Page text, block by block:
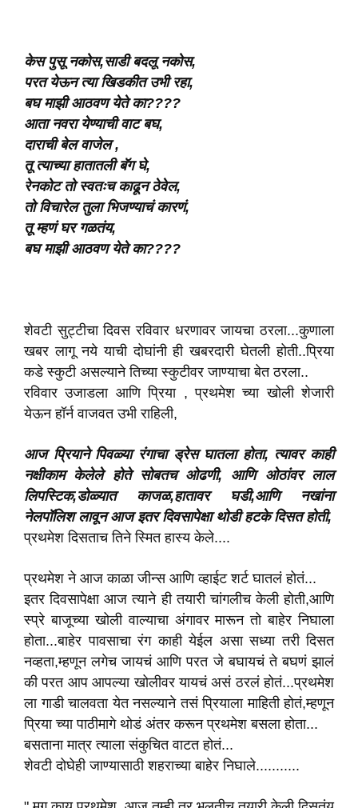
केस पुसू नकोस,साडी बदलू नकोस,
परत येऊन त्या खिडकीत उभी रहा,
बघ माझी आठवण येते का????
आता नवरा येण्याची वाट बघ,
दाराची बेल वाजेल ,
तू त्याच्या हातातली बॅग घे,
रेनकोट तो स्वतःच काढून ठेवेल,
तो विचारेल तुला भिजण्याचं कारणं,
तू म्हणं घर गळतंय,
बघ माझी आठवण येते का????
शेवटी सुट्टीचा दिवस रविवार धरणावर जायचा ठरला...कुणाला
खबर लागू नये याची दोघांनी ही खबरदारी घेतली होती..प्रिया
कडे स्कुटी असल्याने तिच्या स्कुटीवर जाण्याचा बेत ठरला..
रविवार उजाडला आणि प्रिया , प्रथमेश च्या खोली शेजारी
येऊन हॉर्न वाजवत उभी राहिली,
आज प्रियाने पिवळ्या रंगाचा ड्रेस घातला होता, त्यावर काही
नक्षीकाम केलेले होते सोबतच ओढणी, आणि ओठांवर लाल
लिपस्टिक,डोळ्यात काजळ,हातावर घडी,आणि नखांना
नेलपॉलिश लावून आज इतर दिवसापेक्षा थोडी हटके दिसत होती,
प्रथमेश दिसताच तिने स्मित हास्य केले....
प्रथमेश ने आज काळा जीन्स आणि व्हाईट शर्ट घातलं होतं...
इतर दिवसापेक्षा आज त्याने ही तयारी चांगलीच केली होती,आणि
स्प्रे बाजूच्या खोली वाल्याचा अंगावर मारून तो बाहेर निघाला
होता...बाहेर पावसाचा रंग काही येईल असा सध्या तरी दिसत
नव्हता,म्हणून लगेच जायचं आणि परत जे बघायचं ते बघणं झालं
की परत आप आपल्या खोलीवर यायचं असं ठरलं होतं...प्रथमेश
ला गाडी चालवता येत नसल्याने तसं प्रियाला माहिती होतं,म्हणून
प्रिया च्या पाठीमागे थोडं अंतर करून प्रथमेश बसला होता...
बसताना मात्र त्याला संकुचित वाटत होतं...
शेवटी दोघेही जाण्यासाठी शहराच्या बाहेर निघाले...........